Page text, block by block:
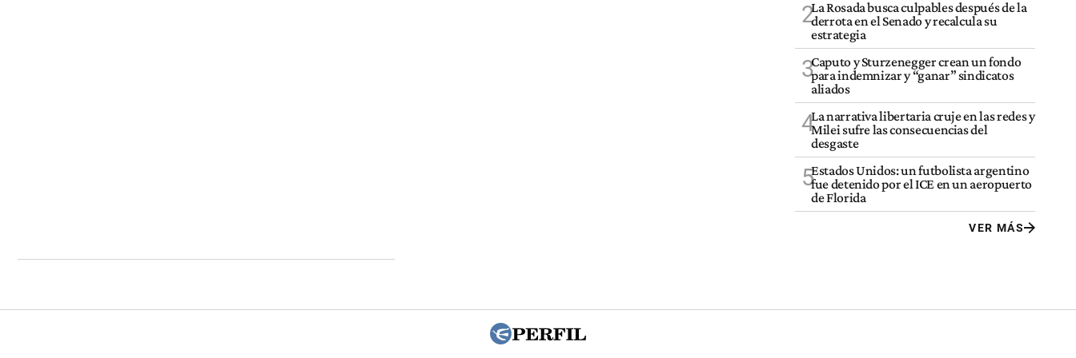
2La Rosada busca culpables después de la
derrota en el Senado y recalcula su
estrategia
3Caputo y Sturzenegger crean un fondo
para indemnizar y “ganar” sindicatos
aliados
4La narrativa libertaria cruje en las redes y
Milei sufre las consecuencias del
desgaste
5Estados Unidos: un futbolista argentino
fue detenido por el ICE en un aeropuerto
de Florida
VER MÁS